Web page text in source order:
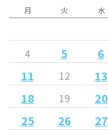
月 火 水
4
5 6
11 12 13
18 19 20
25
26 27